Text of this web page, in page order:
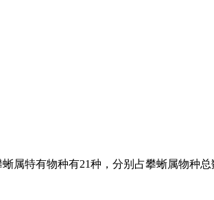
属特有物种有21种，分别占攀蜥属物种总